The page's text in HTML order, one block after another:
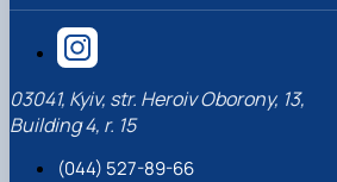
03041, Kyiv, str. Heroiv Oborony, 13,
Building 4, r. 15
(044) 527-89-66